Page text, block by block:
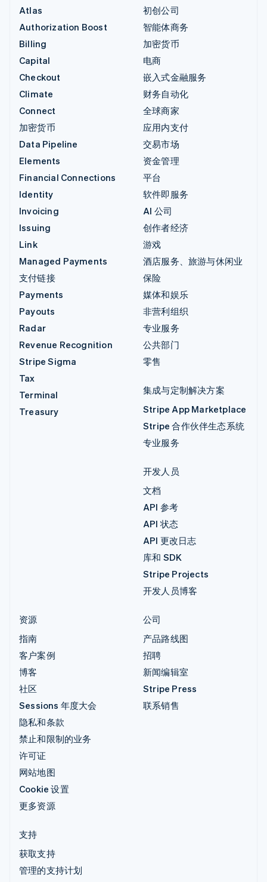
Atlas
Authorization Boost
Billing
Capital
Checkout
Climate
Connect
加密货币
Data Pipeline
Elements
Financial Connections
Identity
Invoicing
Issuing
Link
Managed Payments
支付链接
Payments
Payouts
Radar
Revenue Recognition
Stripe Sigma
Tax
Terminal
Treasury
初创公司
智能体商务
加密货币
电商
嵌入式金融服务
财务自动化
全球商家
应用内支付
交易市场
资金管理
平台
软件即服务
AI 公司
创作者经济
游戏
酒店服务、旅游与休闲业
保险
媒体和娱乐
非营利组织
专业服务
公共部门
零售
集成与定制解决方案
Stripe App Marketplace
Stripe 合作伙伴生态系统
专业服务
开发人员
文档
API 参考
API 状态
API 更改日志
库和 SDK
Stripe Projects
开发人员博客
资源
指南
客户案例
博客
社区
Sessions 年度大会
隐私和条款
禁止和限制的业务
许可证
网站地图
Cookie 设置
更多资源
公司
产品路线图
招聘
新闻编辑室
Stripe Press
联系销售
支持
获取支持
管理的支持计划